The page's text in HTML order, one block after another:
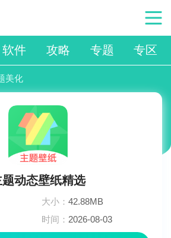
软件 攻略 专题 专区
美化
题动态壁纸精选
大小：42.88MB
时间： 2026-08-03